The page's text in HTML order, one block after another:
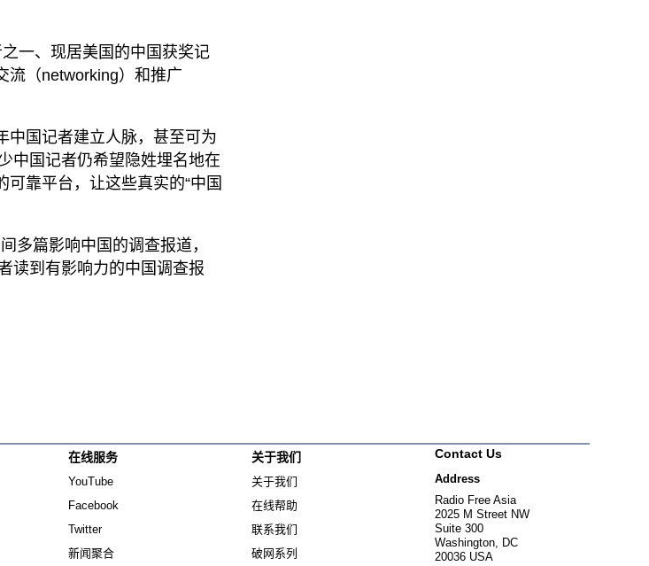
一、现居美国的中国获奖记
流（networking）和推广
中国记者建立人脉，甚至可为
中国记者仍希望隐姓埋名地在
可靠平台，让这些真实的“中国
多篇影响中国的调查报道，
读到有影响力的中国调查报
在线服务
YouTube
Facebook
Twitter
新闻聚合
关于我们
关于我们
在线帮助
联系我们
破网系列
Contact Us
Address
Radio Free Asia
2025 M Street NW
Suite 300
Washington, DC
20036 USA